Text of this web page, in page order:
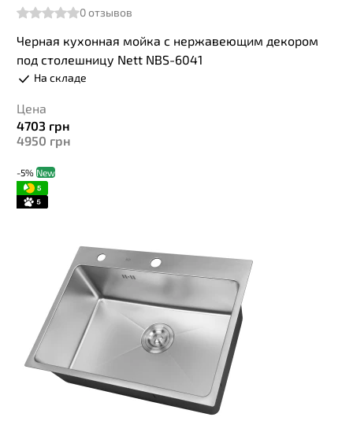
0отзывов
Черная кухонная мойка с нержавеющим декором
под столешницу Nett NBS-6041
На складе
Цена
4703 грн
4950 грн
-5% New